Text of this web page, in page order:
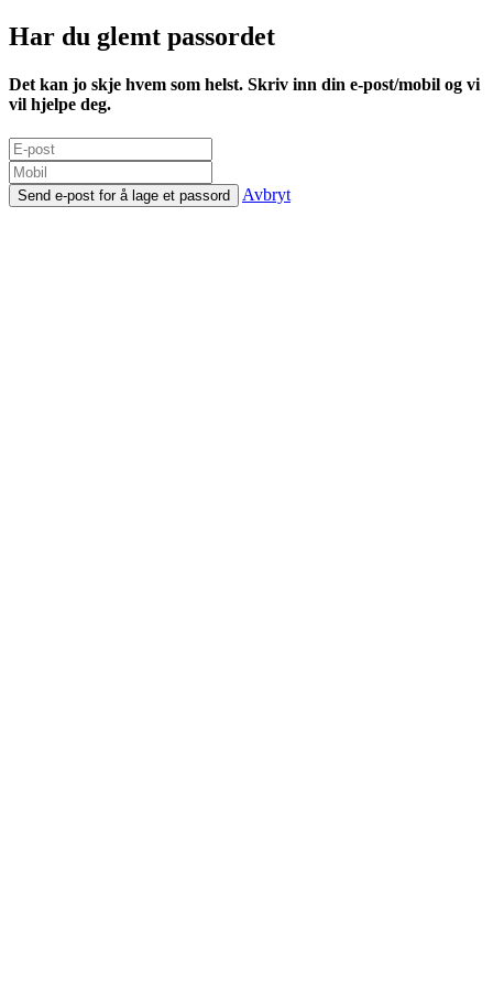
Har du glemt passordet
Det kan jo skje hvem som helst. Skriv inn din e-post/mobil og vi
vil hjelpe deg.
Send e-post for å lage et passord Avbryt